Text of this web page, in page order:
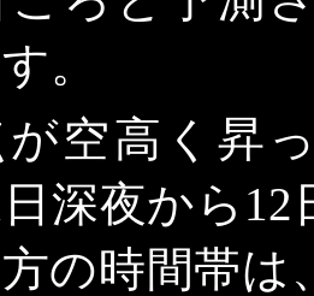
。
空高く昇
日深夜から
の時間帯